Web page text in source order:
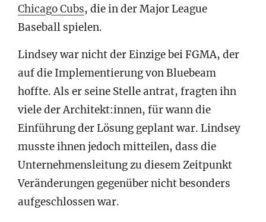
Chicago Cubs, die in der Major League
Baseball spielen.
Lindsey war nicht der Einzige bei FGMA, der
auf die Implementierung von Bluebeam
hoffte. Als er seine Stelle antrat, fragten ihn
viele der Architekt:innen, für wann die
Einführung der Lösung geplant war. Lindsey
musste ihnen jedoch mitteilen, dass die
Unternehmensleitung zu diesem Zeitpunkt
Veränderungen gegenüber nicht besonders
aufgeschlossen war.